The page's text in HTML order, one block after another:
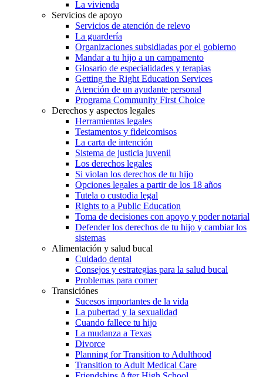
La vivienda
Servicios de apoyo
Servicios de atención de relevo
La guardería
Organizaciones subsidiadas por el gobierno
Mandar a tu hijo a un campamento
Glosario de especialidades y terapias
Getting the Right Education Services
Atención de un ayudante personal
Programa Community First Choice
Derechos y aspectos legales
Herramientas legales
Testamentos y fideicomisos
La carta de intención
Sistema de justicia juvenil
Los derechos legales
Si violan los derechos de tu hijo
Opciones legales a partir de los 18 años
Tutela o custodia legal
Rights to a Public Education
Toma de decisiones con apoyo y poder notarial
Defender los derechos de tu hijo y cambiar los
sistemas
Alimentación y salud bucal
Cuidado dental
Consejos y estrategias para la salud bucal
Problemas para comer
Transiciónes
Sucesos importantes de la vida
La pubertad y la sexualidad
Cuando fallece tu hijo
La mudanza a Texas
Divorce
Planning for Transition to Adulthood
Transition to Adult Medical Care